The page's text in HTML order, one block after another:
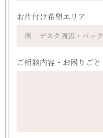
お片付け希望エリア
ご相談内容・お困りごと